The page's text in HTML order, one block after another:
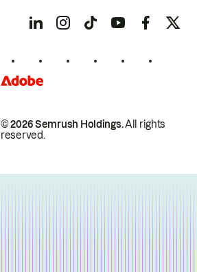
© 2026 Semrush Holdings.All rights
reserved.